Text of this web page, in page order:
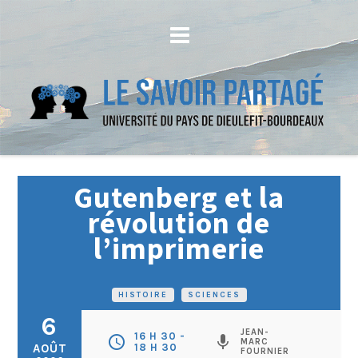
HISTOIRE SCIENCES
Gutenberg et la
révolution de
l’imprimerie
6
AOÛT schedule
16 H 30 -
18 H 30
mic
JEAN-
MARC
FOURNIER